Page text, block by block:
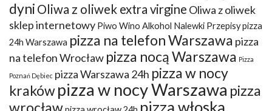
dyni Oliwa z oliwek extra virgine Oliwa z oliwek
sklep internetowy Piwo Wino Alkohol Nalewki Przepisypizza
24h Warszawa pizza na telefon Warszawa pizza
na telefon Wrocław pizza nocą Warszawa Pizza
Poznań Dębiec pizza Warszawa 24h pizza w nocy
krakówpizza w nocy Warszawa pizza
wrocław
pizza włoska